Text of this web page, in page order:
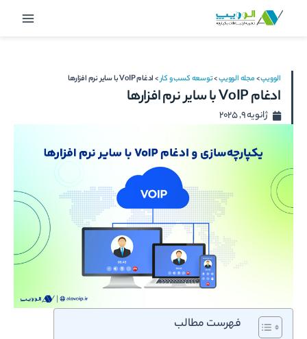
Main
الوویپ>مجله الوویپ>توسعه کسب و کار>ادغام VoIP با سایر نرم افزارها
ادغام VoIP با سایر نرم افزارها
ژانویه 9, 2025
فهرست مطالب